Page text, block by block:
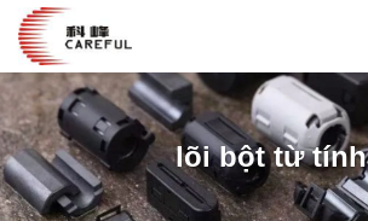
lõi bột từ tính